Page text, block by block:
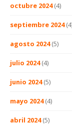
octubre 2024(4)
septiembre 2024
agosto 2024(5)
julio 2024(4)
junio 2024(5)
mayo 2024(4)
abril 2024(5)